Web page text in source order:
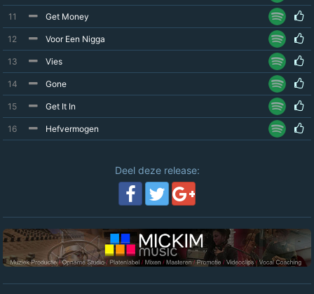
11 Get Money
12 Voor Een Nigga
13 Vies
14 Gone
15 Get It In
16 Hefvermogen
Deel deze release: